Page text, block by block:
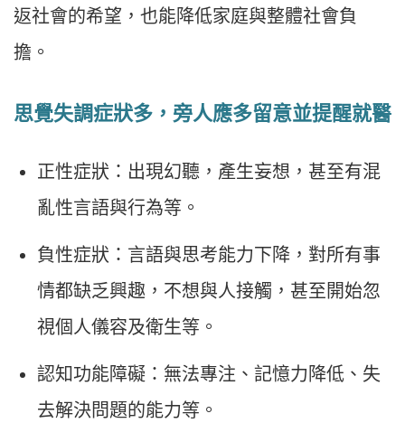
返社會的希望，也能降低家庭與整體社會負
擔。
思覺失調症狀多，旁人應多留意並提醒就醫
正性症狀：出現幻聽，產生妄想，甚至有混
亂性言語與行為等。
負性症狀：言語與思考能力下降，對所有事
情都缺乏興趣，不想與人接觸，甚至開始忽
視個人儀容及衛生等。
認知功能障礙：無法專注、記憶力降低、失
去解決問題的能力等。